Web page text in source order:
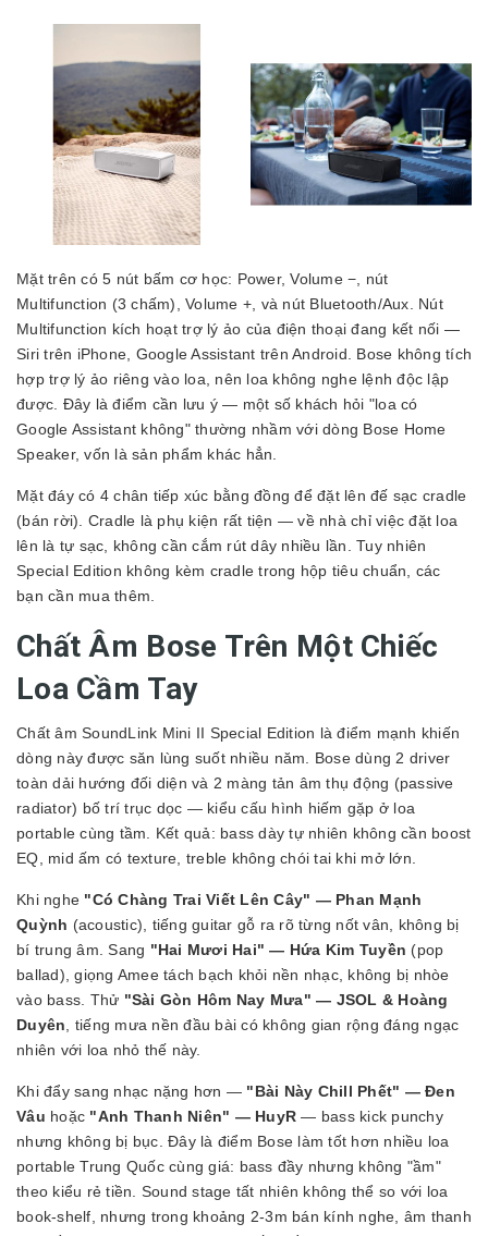
Mặt trên có 5 nút bấm cơ học: Power, Volume −, nút
Multifunction (3 chấm), Volume +, và nút Bluetooth/Aux. Nút
Multifunction kích hoạt trợ lý ảo của điện thoại đang kết nối —
Siri trên iPhone, Google Assistant trên Android. Bose không tích
hợp trợ lý ảo riêng vào loa, nên loa không nghe lệnh độc lập
được. Đây là điểm cần lưu ý — một số khách hỏi "loa có
Google Assistant không" thường nhầm với dòng Bose Home
Speaker, vốn là sản phẩm khác hẳn.
Mặt đáy có 4 chân tiếp xúc bằng đồng để đặt lên đế sạc cradle
(bán rời). Cradle là phụ kiện rất tiện — về nhà chỉ việc đặt loa
lên là tự sạc, không cần cắm rút dây nhiều lần. Tuy nhiên
Special Edition không kèm cradle trong hộp tiêu chuẩn, các
bạn cần mua thêm.
Chất Âm Bose Trên Một Chiếc
Loa Cầm Tay
Chất âm SoundLink Mini II Special Edition là điểm mạnh khiến
dòng này được săn lùng suốt nhiều năm. Bose dùng 2 driver
toàn dải hướng đối diện và 2 màng tản âm thụ động (passive
radiator) bố trí trục dọc — kiểu cấu hình hiếm gặp ở loa
portable cùng tầm. Kết quả: bass dày tự nhiên không cần boost
EQ, mid ấm có texture, treble không chói tai khi mở lớn.
Khi nghe "Có Chàng Trai Viết Lên Cây" — Phan Mạnh
Quỳnh (acoustic), tiếng guitar gỗ ra rõ từng nốt vân, không bị
bí trung âm. Sang "Hai Mươi Hai" — Hứa Kim Tuyền (pop
ballad), giọng Amee tách bạch khỏi nền nhạc, không bị nhòe
vào bass. Thử "Sài Gòn Hôm Nay Mưa" — JSOL & Hoàng
Duyên, tiếng mưa nền đầu bài có không gian rộng đáng ngạc
nhiên với loa nhỏ thế này.
Khi đẩy sang nhạc nặng hơn — "Bài Này Chill Phết" — Đen
Vâu hoặc "Anh Thanh Niên" — HuyR — bass kick punchy
nhưng không bị bục. Đây là điểm Bose làm tốt hơn nhiều loa
portable Trung Quốc cùng giá: bass đầy nhưng không "ầm"
theo kiểu rẻ tiền. Sound stage tất nhiên không thể so với loa
book-shelf, nhưng trong khoảng 2-3m bán kính nghe, âm thanh